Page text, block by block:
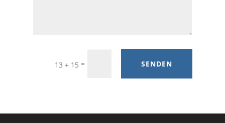
13 + 15 = SENDEN